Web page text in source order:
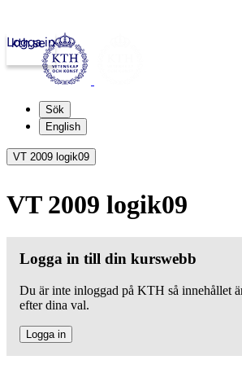
kth.se
Logga in
Sök
English
VT 2009 logik09
VT 2009 logik09
Logga in till din kurswebb
Du är inte inloggad på KTH så innehållet
efter dina val.
Logga in